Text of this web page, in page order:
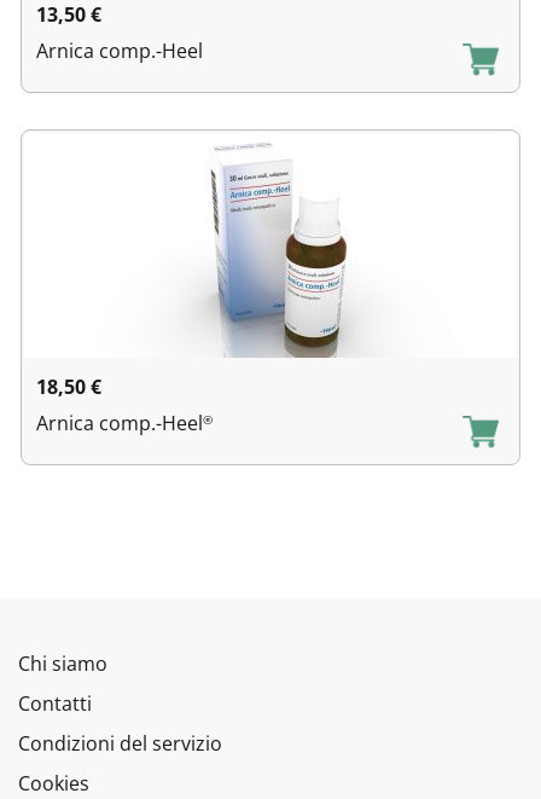
13,50€
Arnica comp.-Heel
18,50€
Arnica comp.-Heel®
Chi siamo
Contatti
Condizioni del servizio
Cookies